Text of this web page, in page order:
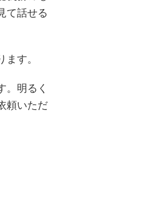
て話せる
す。
。明るく
頼いただ